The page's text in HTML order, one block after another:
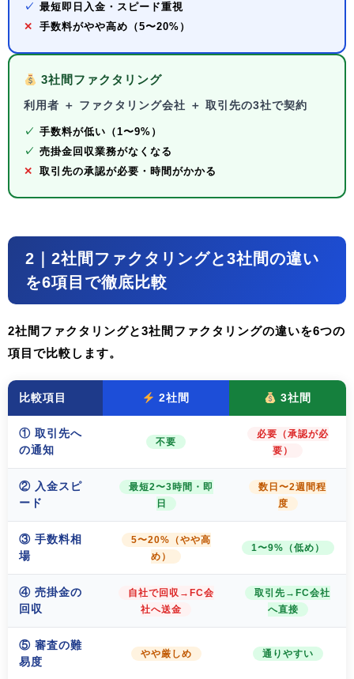
✓ 最短即日入金・スピード重視
✕
手数料がやや高め（5〜20%）
3社間ファクタリング
利用者 ＋ ファクタリング会社 ＋ 取引先の3社で契約
✓ 手数料が低い（1〜9%）
✓ 売掛金回収業務がなくなる
✕
取引先の承認が必要・時間がかかる
2｜2社間ファクタリングと3社間の違い
を6項目で徹底比較
2社間ファクタリングと3社間ファクタリングの違いを6つの
項目で比較します。
比較項目 2社間 3社間
① 取引先へ
の通知
不要
必要（承認が必
要）
② 入金スピ
ード
最短2〜3時間・即
日
数日〜2週間程
度
③ 手数料相
場
5〜20%（やや高
め）
1〜9%（低め）
④ 売掛金の
回収
自社で回収→FC会
社へ送金
取引先→FC会社
へ直接
⑤ 審査の難
易度
やや厳しめ 通りやすい